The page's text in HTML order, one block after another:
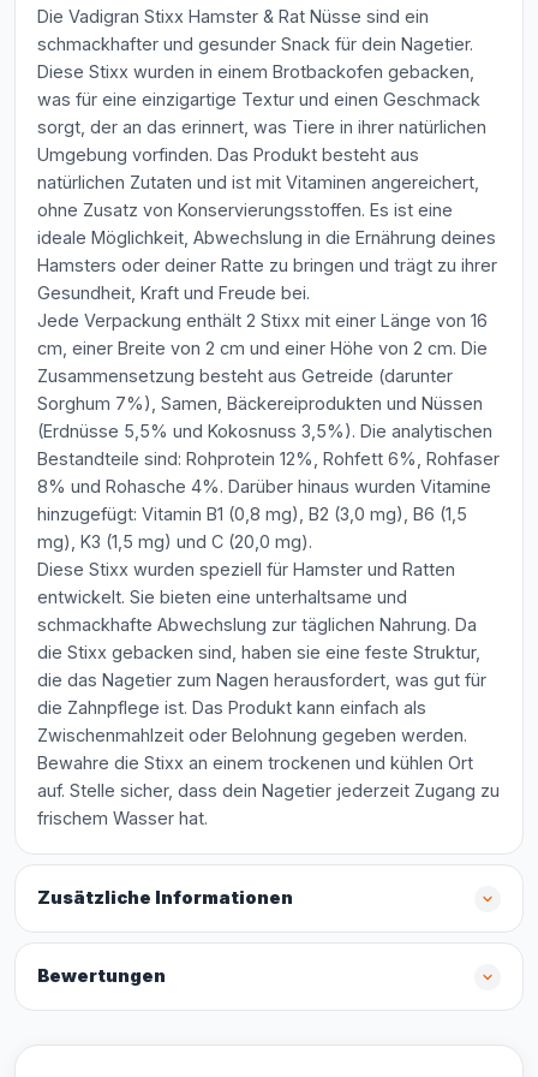
Die Vadigran Stixx Hamster & Rat Nüsse sind ein
schmackhafter und gesunder Snack für dein Nagetier.
Diese Stixx wurden in einem Brotbackofen gebacken,
was für eine einzigartige Textur und einen Geschmack
sorgt, der an das erinnert, was Tiere in ihrer natürlichen
Umgebung vorfinden. Das Produkt besteht aus
natürlichen Zutaten und ist mit Vitaminen angereichert,
ohne Zusatz von Konservierungsstoffen. Es ist eine
ideale Möglichkeit, Abwechslung in die Ernährung deines
Hamsters oder deiner Ratte zu bringen und trägt zu ihrer
Gesundheit, Kraft und Freude bei.
Jede Verpackung enthält 2 Stixx mit einer Länge von 16
cm, einer Breite von 2 cm und einer Höhe von 2 cm. Die
Zusammensetzung besteht aus Getreide (darunter
Sorghum 7%), Samen, Bäckereiprodukten und Nüssen
(Erdnüsse 5,5% und Kokosnuss 3,5%). Die analytischen
Bestandteile sind: Rohprotein 12%, Rohfett 6%, Rohfaser
8% und Rohasche 4%. Darüber hinaus wurden Vitamine
hinzugefügt: Vitamin B1 (0,8 mg), B2 (3,0 mg), B6 (1,5
mg), K3 (1,5 mg) und C (20,0 mg).
Diese Stixx wurden speziell für Hamster und Ratten
entwickelt. Sie bieten eine unterhaltsame und
schmackhafte Abwechslung zur täglichen Nahrung. Da
die Stixx gebacken sind, haben sie eine feste Struktur,
die das Nagetier zum Nagen herausfordert, was gut für
die Zahnpflege ist. Das Produkt kann einfach als
Zwischenmahlzeit oder Belohnung gegeben werden.
Bewahre die Stixx an einem trockenen und kühlen Ort
auf. Stelle sicher, dass dein Nagetier jederzeit Zugang zu
frischem Wasser hat.
Zusätzliche Informationen
Bewertungen